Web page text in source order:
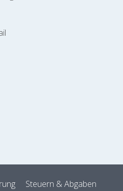
Steuern & Abgaben